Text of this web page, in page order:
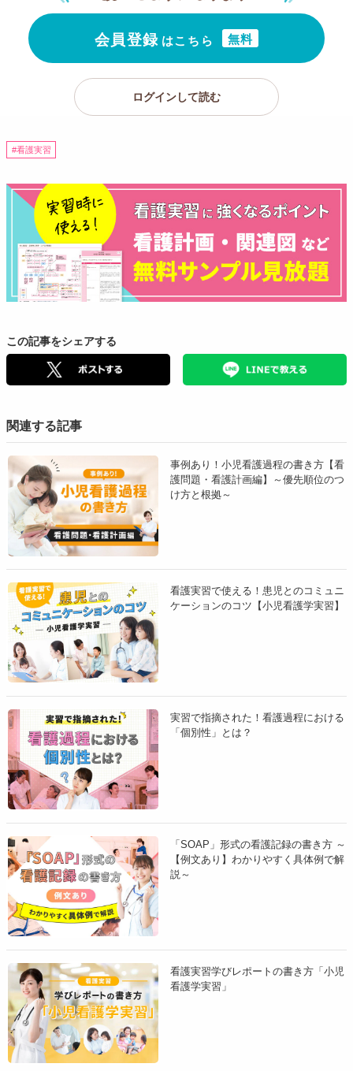
子ども自身の健康への関心や行動に関しては、各年齢での基
本的生活習慣の獲得段階とあわせて判断する必要がありま
対する行動や反応、親の対応について確認してください。病
気や入院の理解、入院による反応、服薬行動や反応も含まれ
ます。
アセスメント例
出生時の状況
発達歴・既往歴
栄養－代謝パターン
るため、排泄パターンと合わせてアセスメントすることが
乳幼児期では、食物の形態が乳汁から固形物に移行していく
ため、発達段階に応じた適切な食物形態で、栄養が適切に確
保されているのかを確認します。
能や咀嚼機能であるかも重要な情報です。
栄養状態の判断には
検査データや発育の経過、指数などに
よる発育評価が重要な指標
となります。養育者の嗜好や食
習慣が、子どもの食習慣にも大きな影響を与えることため確
認が必要です。
アセスメント例
食生活の状況
食事摂取量
栄養状態を示すデータ
発達評価指標
排泄パターン
乳幼児では、体内水分バランスが多いことや腎機能の未熟性
などにより、脱水を生じる危険性が高くなるため、水分出
納バランスに十分注意しなくてはいけません。
栄養－代謝パターンの情報ともあわせてアセスメントしまし
ょう。
会員登録 はこちら 無料
ログインして読む
看護実習
この記事をシェアする
関連する記事
事例あり！小児看護過程の書き方【看
護問題・看護計画編】～優先順位のつ
け方と根拠～
看護実習で使える！患児とのコミュニ
ケーションのコツ【小児看護学実習】
実習で指摘された！看護過程における
「個別性」とは？
「SOAP」形式の看護記録の書き方 ～
【例文あり】わかりやすく具体例で解
説～
看護実習学びレポートの書き方「小児
看護学実習」